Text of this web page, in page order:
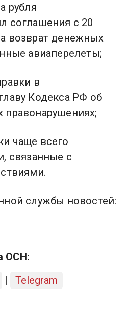
рубля
соглашения с 20
возврат денежных
авиаперелеты;
в
Кодекса РФ об
правонарушениях;
чаще всего
связанные с
службы новостей:
ОСН:
| Telegram